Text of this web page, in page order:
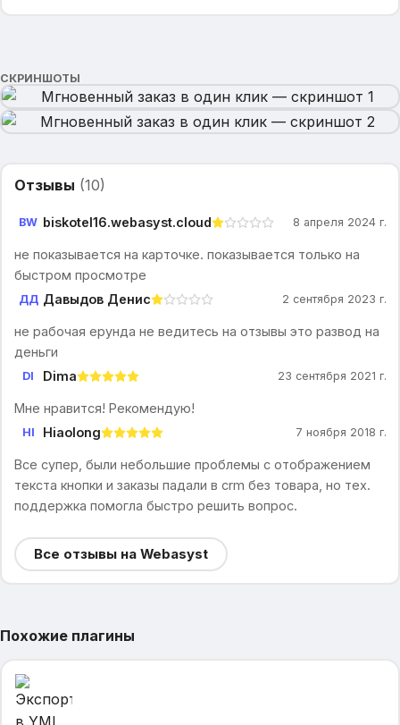
СКРИНШОТЫ
Отзывы (10)
BW biskotel16.webasyst.cloud 8 апреля 2024 г.
не показывается на карточке. показывается только на
быстром просмотре
ДД Давыдов Денис 2 сентября 2023 г.
не рабочая ерунда не ведитесь на отзывы это развод на
деньги
DI Dima 23 сентября 2021 г.
Мне нравится! Рекомендую!
HI Hiaolong 7 ноября 2018 г.
Все супер, были небольшие проблемы с отображением
текста кнопки и заказы падали в crm без товара, но тех.
поддержка помогла быстро решить вопрос.
Все отзывы на Webasyst
Похожие плагины